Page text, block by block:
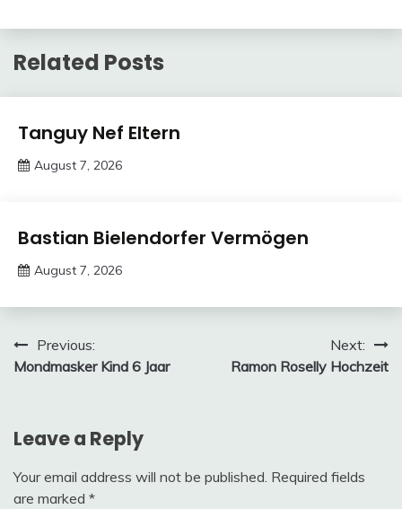
Related Posts
Trends
Tanguy Nef Eltern
August 7, 2026
Trends
Bastian Bielendorfer Vermögen
August 7, 2026
Post
navigation
Previous:
Mondmasker Kind 6 Jaar
Next:
Ramon Roselly Hochzeit
Leave a Reply
Your email address will not be published. Required fields
are marked *